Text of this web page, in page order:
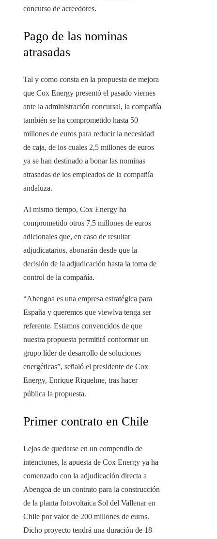
concurso de acreedores.
Pago de las nominas
atrasadas
Tal y como consta en la propuesta de mejora
que Cox Energy presentó el pasado viernes
ante la administración concursal, la compañía
también se ha comprometido hasta 50
millones de euros para reducir la necesidad
de caja, de los cuales 2,5 millones de euros
ya se han destinado a bonar las nominas
atrasadas de los empleados de la compañía
andaluza.
Al mismo tiempo, Cox Energy ha
comprometido otros 7,5 millones de euros
adicionales que, en caso de resultar
adjudicatarios, abonarán desde que la
decisión de la adjudicación hasta la toma de
control de la compañía.
“Abengoa es una empresa estratégica para
España y queremos que viewlva tenga ser
referente. Estamos convencidos de que
nuestra propuesta permitirá conformar un
grupo líder de desarrollo de soluciones
energéticas”, señaló el presidente de Cox
Energy, Enrique Riquelme, tras hacer
pública la propuesta.
Primer contrato en Chile
Lejos de quedarse en un compendio de
intenciones, la apuesta de Cox Energy ya ha
comenzado con la adjudicación directa a
Abengoa de un contrato para la construcción
de la planta fotovoltaica Sol del Vallenar en
Chile por valor de 200 millones de euros.
Dicho proyecto tendrá una duración de 18